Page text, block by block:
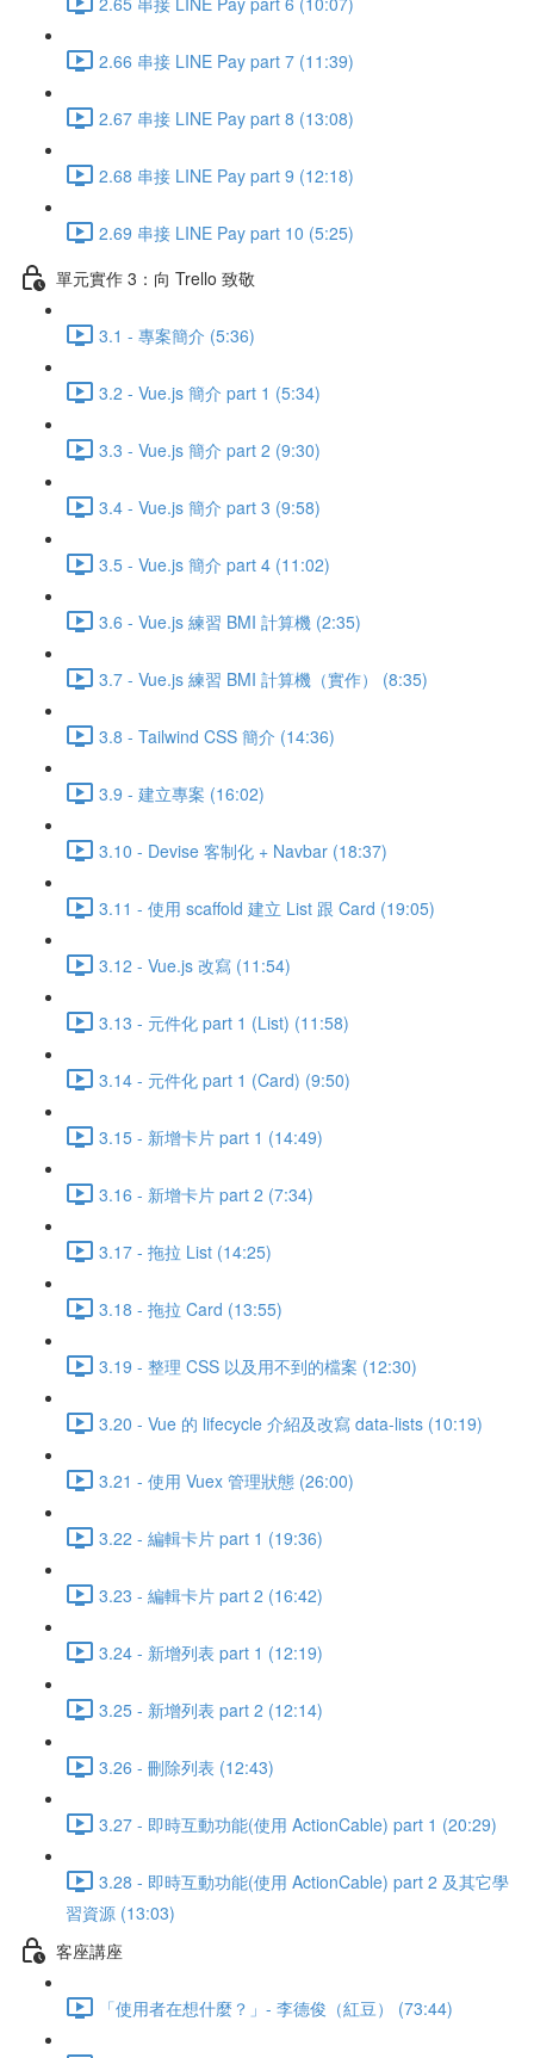
2.66 串接 LINE Pay part 7 (11:39)
2.67 串接 LINE Pay part 8 (13:08)
2.68 串接 LINE Pay part 9 (12:18)
2.69 串接 LINE Pay part 10 (5:25)
單元實作 3：向 Trello 致敬
3.1 - 專案簡介 (5:36)
3.2 - Vue.js 簡介 part 1 (5:34)
3.3 - Vue.js 簡介 part 2 (9:30)
3.4 - Vue.js 簡介 part 3 (9:58)
3.5 - Vue.js 簡介 part 4 (11:02)
3.6 - Vue.js 練習 BMI 計算機 (2:35)
3.7 - Vue.js 練習 BMI 計算機（實作） (8:35)
3.8 - Tailwind CSS 簡介 (14:36)
3.9 - 建立專案 (16:02)
3.10 - Devise 客制化 + Navbar (18:37)
3.11 - 使用 scaffold 建立 List 跟 Card (19:05)
3.12 - Vue.js 改寫 (11:54)
3.13 - 元件化 part 1 (List) (11:58)
3.14 - 元件化 part 1 (Card) (9:50)
3.15 - 新增卡片 part 1 (14:49)
3.16 - 新增卡片 part 2 (7:34)
3.17 - 拖拉 List (14:25)
3.18 - 拖拉 Card (13:55)
3.19 - 整理 CSS 以及用不到的檔案 (12:30)
3.20 - Vue 的 lifecycle 介紹及改寫 data-lists (10:19)
3.21 - 使用 Vuex 管理狀態 (26:00)
3.22 - 編輯卡片 part 1 (19:36)
3.23 - 編輯卡片 part 2 (16:42)
3.24 - 新增列表 part 1 (12:19)
3.25 - 新增列表 part 2 (12:14)
3.26 - 刪除列表 (12:43)
3.27 - 即時互動功能(使用 ActionCable) part 1 (20:29)
3.28 - 即時互動功能(使用 ActionCable) part 2 及其它學
習資源 (13:03)
客座講座
「使用者在想什麼？」- 李德俊（紅豆） (73:44)